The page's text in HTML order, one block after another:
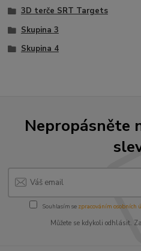
3D terče SRT Targets
Skupina 3
Skupina 4
Nepropásněte
Souhlasím se zpracováním osobních
Můžete se kdykoli odhlásit.